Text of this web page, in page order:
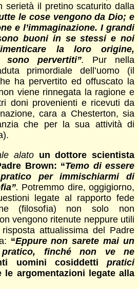
serietà il pretino scaturito dalla
le cose vengono da Dio; e
e l’immaginazione. I grandi
buoni in se stessi e noi
la loro origine,
sono pervertiti”. Pur nella
primordiale dell’uomo (il
ha pervertito ed offuscato la
viene rinnegata la ragione e
doni provenienti e ricevuti da
cara a Chesterton, sia
che per la sua attività di
alato un dottore scientista
Brown: “Temo di essere
per immischiarmi di
. Potremmo dire, oggigiorno,
legate al rapporto fede
(filosofia) non solo non
vengono ritenute neppure utili
attualissima del Padre
“Eppure non sarete mai un
pratico, finché non ve ne
uomini cosiddettipratici
le argomentazioni legate alla